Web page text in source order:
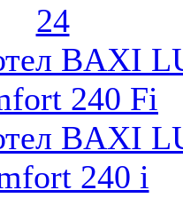
24
BAXI
240 Fi
BAXI
240 i